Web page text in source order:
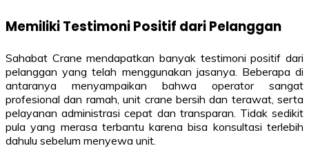
Memiliki Testimoni Positif dari Pelanggan
Sahabat Crane mendapatkan banyak testimoni positif dari
pelanggan yang telah menggunakan jasanya. Beberapa di
antaranya menyampaikan bahwa operator sangat
profesional dan ramah, unit crane bersih dan terawat, serta
pelayanan administrasi cepat dan transparan. Tidak sedikit
pula yang merasa terbantu karena bisa konsultasi terlebih
dahulu sebelum menyewa unit.